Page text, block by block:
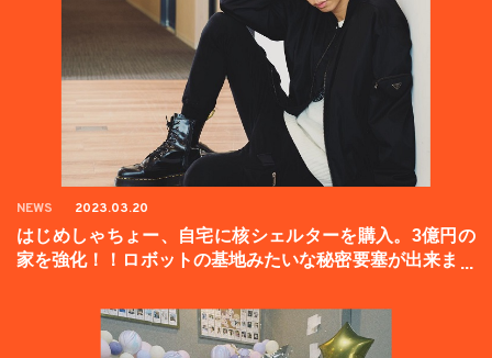
NEWS 2023.03.20
はじめしゃちょー、自宅に核シェルターを購入。3億円の
家を強化！！ロボットの基地みたいな秘密要塞が出来まし